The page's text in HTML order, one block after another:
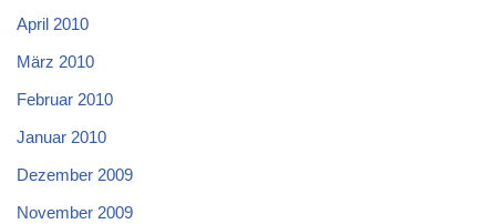
April 2010
März 2010
Februar 2010
Januar 2010
Dezember 2009
November 2009